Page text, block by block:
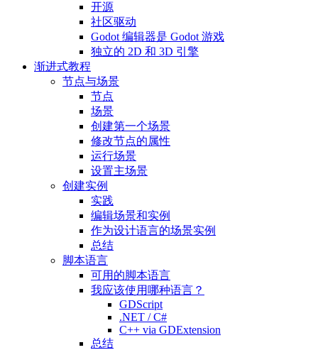
开源
社区驱动
Godot 编辑器是 Godot 游戏
独立的 2D 和 3D 引擎
渐进式教程
节点与场景
节点
场景
创建第一个场景
修改节点的属性
运行场景
设置主场景
创建实例
实践
编辑场景和实例
作为设计语言的场景实例
总结
脚本语言
可用的脚本语言
我应该使用哪种语言？
GDScript
.NET / C#
C++ via GDExtension
总结